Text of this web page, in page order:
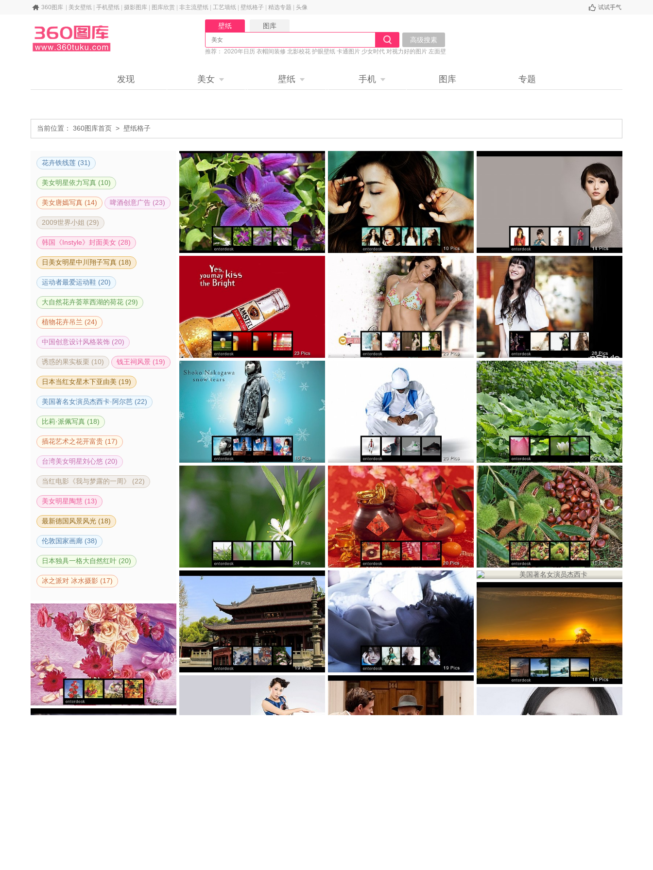
360图库 美女壁纸 手机壁纸 摄影图库 图库欣赏 非主流壁纸 工艺墙纸 壁纸格子 精选专题 头像 试试手气
壁纸
图库
高级搜素
推荐： 2020年日历 衣帽间装修 北影校花 护眼壁纸 卡通图片 少女时代 对视力好的图片 左面壁
发现 美女 壁纸 手机 图库 专题
当前位置： 360图库首页 > 壁纸格子
花卉铁线莲 (31)
美女明星依力写真 (10)
美女唐嫣写真 (14) 啤酒创意广告 (23)
2009世界小姐 (29)
韩国《Instyle》封面美女 (28)
日美女明星中川翔子写真 (18)
运动者最爱运动鞋 (20)
大自然花卉荟萃西湖的荷花 (29)
植物花卉吊兰 (24)
中国创意设计风格装饰 (20)
诱惑的果实板栗 (10) 钱王祠风景 (19)
日本当红女星木下亚由美 (19)
美国著名女演员杰西卡·阿尔芭 (22)
比莉·派佩写真 (18)
插花艺术之花开富贵 (17)
台湾美女明星刘心悠 (20)
当红电影《我与梦露的一周》 (22)
美女明星陶慧 (13)
最新德国风景风光 (18)
伦敦国家画廊 (38)
日本独具一格大自然红叶 (20)
冰之派对 冰水摄影 (17)
花卉铁线莲 美女明星依力写真 美女唐嫣写真
啤酒创意广告 韩国《Instyle》封面
日美女明星中川翔子写 运动者最爱运动鞋 大自然花卉荟萃西湖的
植物花卉吊兰 中国创意设计风格装饰 诱惑的果实板栗
钱王祠风景 日本当红女星木下亚由
美国著名女演员杰西卡
比莉·派佩写真
插花艺术之花开富贵